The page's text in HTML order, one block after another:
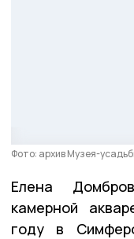
Фото: архив Музея-
Елена
камерной
году в